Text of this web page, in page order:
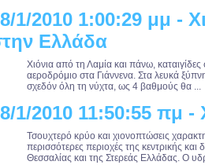
1/2010 1:00:29 μμ -
Ελλάδα
Χιόνια από τη Λαμία και πάνω,
αεροδρόμιο στα Γιάννενα. Στα λευκά
σχεδόν όλη τη νύχτα, ως 4 βαθμούς θα ...
1/2010 11:50:55 πμ -
Τσουχτερό κρύο και χιονοπτώσεις
περισσότερες περιοχές της κεντρικής
Θεσσαλίας και της Στερεάς Ελλάδας. Ο